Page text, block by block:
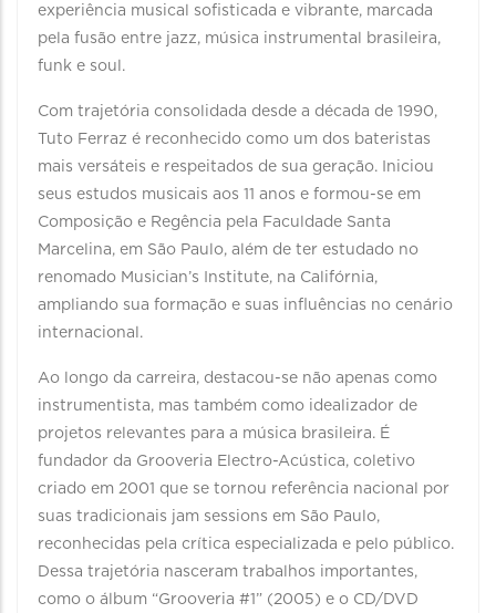
experiência musical sofisticada e vibrante, marcada
pela fusão entre jazz, música instrumental brasileira,
funk e soul.
Com trajetória consolidada desde a década de 1990,
Tuto Ferraz é reconhecido como um dos bateristas
mais versáteis e respeitados de sua geração. Iniciou
seus estudos musicais aos 11 anos e formou-se em
Composição e Regência pela Faculdade Santa
Marcelina, em São Paulo, além de ter estudado no
renomado Musician’s Institute, na Califórnia,
ampliando sua formação e suas influências no cenário
internacional.
Ao longo da carreira, destacou-se não apenas como
instrumentista, mas também como idealizador de
projetos relevantes para a música brasileira. É
fundador da Grooveria Electro-Acústica, coletivo
criado em 2001 que se tornou referência nacional por
suas tradicionais jam sessions em São Paulo,
reconhecidas pela crítica especializada e pelo público.
Dessa trajetória nasceram trabalhos importantes,
como o álbum “Grooveria #1” (2005) e o CD/DVD